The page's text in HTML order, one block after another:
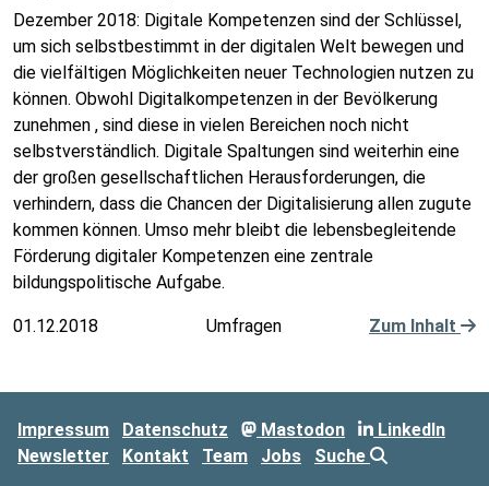
Dezember 2018: Digitale Kompetenzen sind der Schlüssel,
um sich selbstbestimmt in der digitalen Welt bewegen und
die vielfältigen Möglichkeiten neuer Technologien nutzen zu
können. Obwohl Digitalkompetenzen in der Bevölkerung
zunehmen , sind diese in vielen Bereichen noch nicht
selbstverständlich. Digitale Spaltungen sind weiterhin eine
der großen gesellschaftlichen Herausforderungen, die
verhindern, dass die Chancen der Digitalisierung allen zugute
kommen können. Umso mehr bleibt die lebensbegleitende
Förderung digitaler Kompetenzen eine zentrale
bildungspolitische Aufgabe.
01.12.2018 Umfragen Zum Inhalt
Impressum Datenschutz Mastodon
LinkedIn
Newsletter
Kontakt Team Jobs Suche